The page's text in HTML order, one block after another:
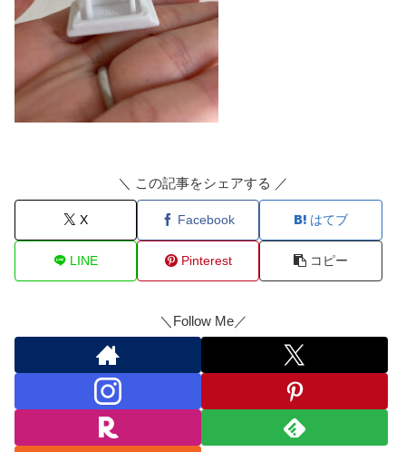
＼ この記事をシェアする ／
X Facebook はてブ
LINE Pinterest コピー
＼Follow Me／